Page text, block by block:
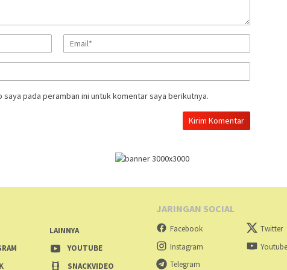
saya pada peramban ini untuk komentar saya berikutnya.
LAINNYA
YOUTUBE
SNACKVIDEO
JARINGAN SOCIAL
Facebook Twitter
Instagram
Youtube
Telegram